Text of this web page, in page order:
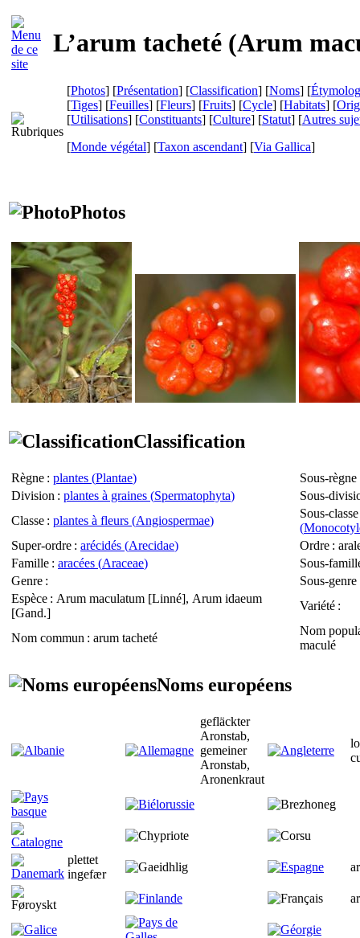
L’arum tacheté (Arum
[Photos] [Présentation] [Classification] [Noms] [
[Tiges] [Feuilles] [Fleurs] [Fruits] [Cycle] [Habitats] [
[Utilisations] [Constituants] [Culture] [Statut] [Autres
[Monde végétal] [Taxon ascendant] [Via Gallica]
Photos
Classification
Règne : plantes (Plantae) Sous-règne
Division : plantes à graines (Spermatophyta)
Sous-
Classe : plantes à fleurs (Angiospermae)
Sous-classe
(
Super-ordre : arécidés (Arecidae) Ordre :
Famille : aracées (Araceae)
Sous-
Genre : Sous-genre
Espèce : Arum maculatum [Linné], Arum idaeum
[Gand.]
Variété :
Nom commun : arum tacheté
Nom
maculé
Noms européens
gefläckter
Aronstab,
gemeiner
Aronstab,
Aronenkraut
plettet
ingefær